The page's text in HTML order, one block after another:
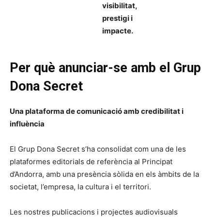
visibilitat,
prestigi i
impacte.
Per què anunciar-se amb el Grup
Dona Secret
Una plataforma de comunicació amb credibilitat i
influència
El Grup Dona Secret s’ha consolidat com una de les
plataformes editorials de referència al Principat
d’Andorra, amb una presència sòlida en els àmbits de la
societat, l’empresa, la cultura i el territori.
Les nostres publicacions i projectes audiovisuals